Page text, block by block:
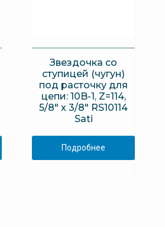
Звездочка со
ступицей (чугун)
под расточку для
цепи: 10B-1, Z=114,
5/8″ x 3/8″ RS10114
Sati
Подробнее